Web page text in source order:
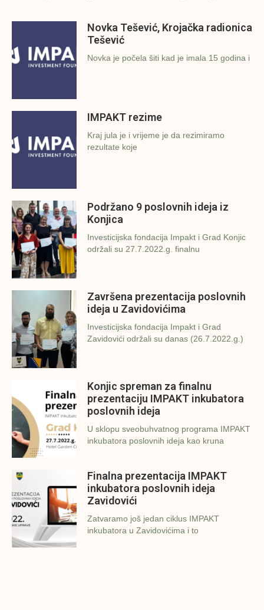
Novka Tešević, Krojačka radionica
Tešević
Novka je počela šiti kad je imala 15 godina i
IMPAKT rezime
Kraj jula je i vrijeme je da rezimiramo
rezultate koje
Podržano 9 poslovnih ideja iz
Konjica
Investicijska fondacija Impakt i Grad Konjic
održali su 27.7.2022.g. finalnu
Završena prezentacija poslovnih
ideja u Zavidovićima
Investicijska fondacija Impakt i Grad
Zavidovići održali su danas (26.7.2022.g.)
Konjic spreman za finalnu
prezentaciju IMPAKT inkubatora
poslovnih ideja
U sklopu sveobuhvatnog programa IMPAKT
inkubatora poslovnih ideja kao kruna
Finalna prezentacija IMPAKT
inkubatora poslovnih ideja
Zavidovići
Zatvaramo još jedan ciklus IMPAKT
inkubatora u Zavidovićima i to